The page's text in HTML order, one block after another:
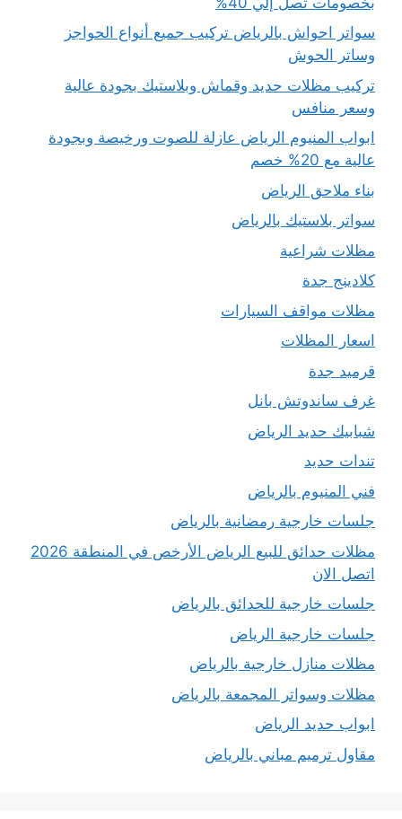
سواتر احواش بالرياض تركيب جميع أنواع الحواجز
وساتر الحوش
تركيب مظلات حديد وقماش وبلاستيك بجودة عالية
وسعر منافس
ابواب المنيوم الرياض عازلة للصوت ورخيصة وبجودة
عالية مع 20% خصم
بناء ملاحق الرياض
سواتر بلاستيك بالرياض
مظلات شراعية
كلادينج جدة
مظلات مواقف السيارات
اسعار المظلات
قرميد جدة
غرف ساندوتش بانل
شبابيك حديد الرياض
تندات حديد
فني المنيوم بالرياض
جلسات خارجية رمضانية بالرياض
مظلات حدائق للبيع الرياض الأرخص في المنطقة 2026
اتصل الان
جلسات خارجية للحدائق بالرياض
جلسات خارجية الرياض
مظلات منازل خارجية بالرياض
مظلات وسواتر المجمعة بالرياض
ابواب حديد الرياض
مقاول ترميم مباني بالرياض